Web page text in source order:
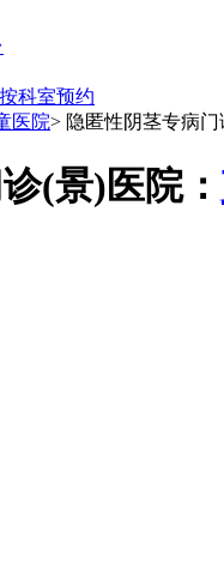
按科室预约
医院> 隐匿性阴茎专病门
(景)医院：